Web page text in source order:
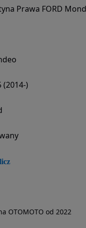
Prawa FORD
(2014-)
OTOMOTO od 2022